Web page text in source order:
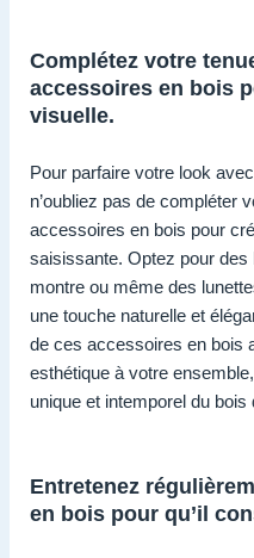
Complétez votre
accessoires en bois
visuelle.
Pour parfaire votre look
n’oubliez pas de compléter
accessoires en bois pour
saisissante. Optez pour
montre ou même des
une touche naturelle et
de ces accessoires en bois
esthétique à votre
unique et intemporel du bois
Entretenez
en bois pour qu’il